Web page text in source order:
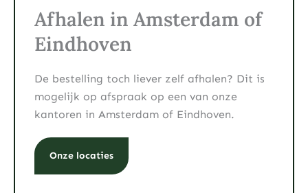
Afhalen in Amsterdam of
Eindhoven
De bestelling toch liever zelf afhalen? Dit is
mogelijk op afspraak op een van onze
kantoren in Amsterdam of Eindhoven.
Onze locaties